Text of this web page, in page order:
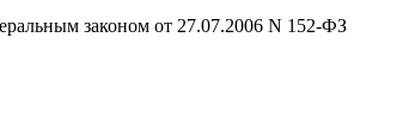
законом от 27.07.2006 N 152-ФЗ